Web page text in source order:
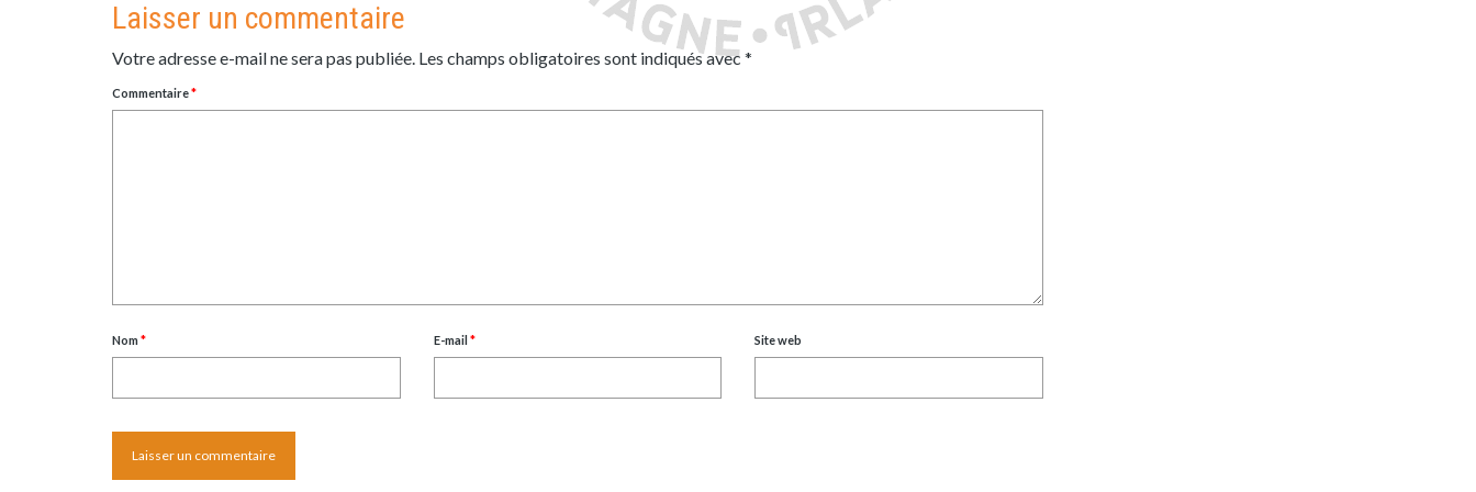
Laisser un commentaire
Votre adresse e-mail ne sera pas publiée. Les champs obligatoires sont indiqués avec *
Commentaire*
Nom* E-mail* Site web